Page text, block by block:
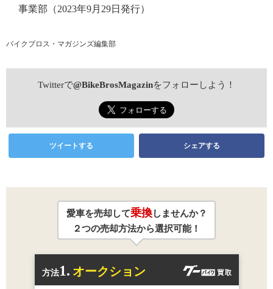
事業部（2023年9月29日発行）
バイクブロス・マガジンズ編集部
Twitterで@BikeBrosMagazinをフォローしよう！
ツイートする シェアする
愛車を売却して乗換しませんか？
２つの売却方法から選択可能！
方法1. オークション